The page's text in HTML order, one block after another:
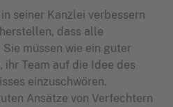
seiner Kanzlei verbessern
dass alle
müssen wie ein guter
ihr Team auf die Idee des
einzuschwören.
Ansätze von Verfechtern